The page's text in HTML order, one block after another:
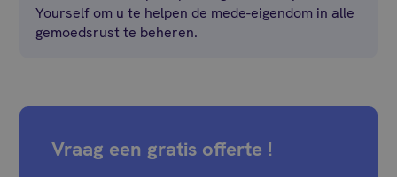
Yourself om u te helpen de mede-eigendom in alle
gemoedsrust te beheren.
Vraag een gratis offerte !